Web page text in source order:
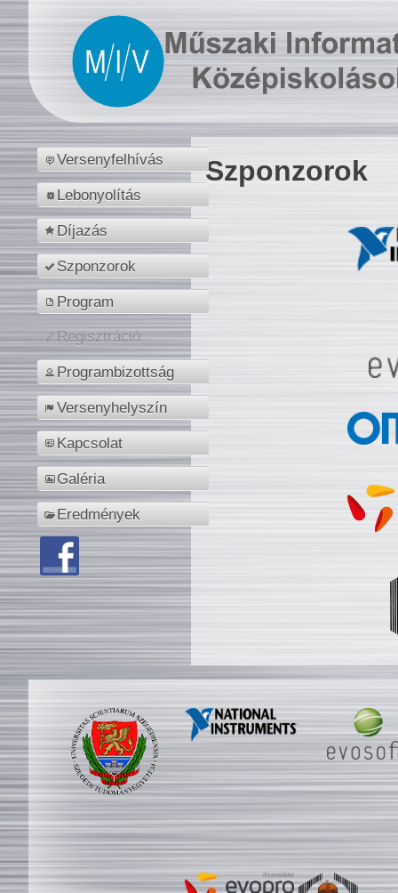
Versenyfelhívás
Lebonyolítás
Díjazás
Szponzorok
Program
Regisztráció
Programbizottság
Versenyhelyszín
Kapcsolat
Galéria
Eredmények
Szponzorok